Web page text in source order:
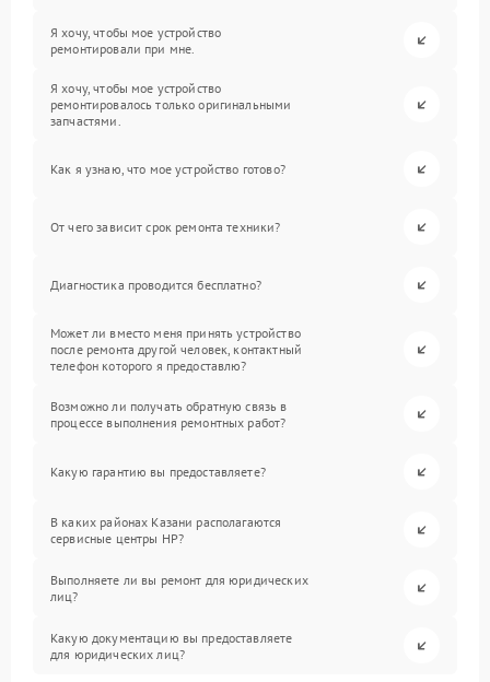
Я хочу, чтобы мое устройство
ремонтировали при мне.
Я хочу, чтобы мое устройство
ремонтировалось только оригинальными
запчастями.
Как я узнаю, что мое устройство готово?
От чего зависит срок ремонта техники?
Диагностика проводится бесплатно?
Может ли вместо меня принять устройство
после ремонта другой человек, контактный
телефон которого я предоставлю?
Возможно ли получать обратную связь в
процессе выполнения ремонтных работ?
Какую гарантию вы предоставляете?
В каких районах Казани располагаются
сервисные центры HP?
Выполняете ли вы ремонт для юридических
лиц?
Какую документацию вы предоставляете
для юридических лиц?